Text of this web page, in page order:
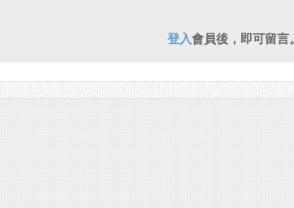
登入會員後，即可留言